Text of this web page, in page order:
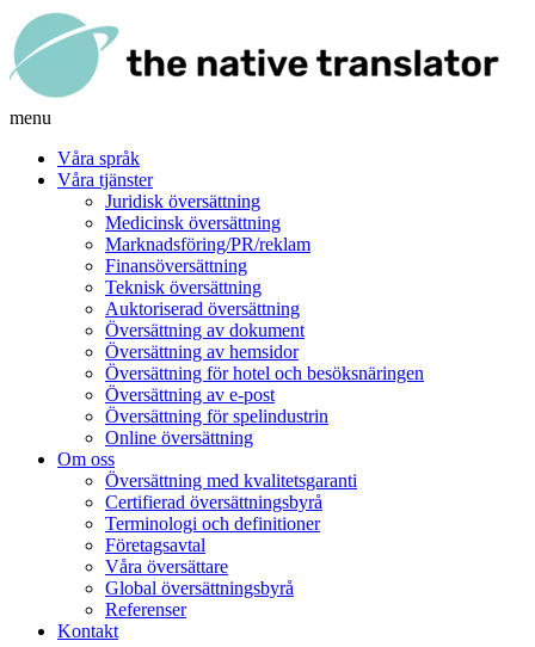
menu
Våra språk
Våra tjänster
Juridisk översättning
Medicinsk översättning
Marknadsföring/PR/reklam
Finansöversättning
Teknisk översättning
Auktoriserad översättning
Översättning av dokument
Översättning av hemsidor
Översättning för hotel och besöksnäringen
Översättning av e-post
Översättning för spelindustrin
Online översättning
Om oss
Översättning med kvalitetsgaranti
Certifierad översättningsbyrå
Terminologi och definitioner
Företagsavtal
Våra översättare
Global översättningsbyrå
Referenser
Kontakt